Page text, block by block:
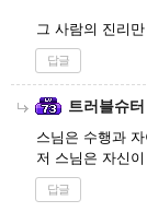
그 사람의 진리
답글
트러블슈터
스님은 수행과
저 스님은 자신
답글